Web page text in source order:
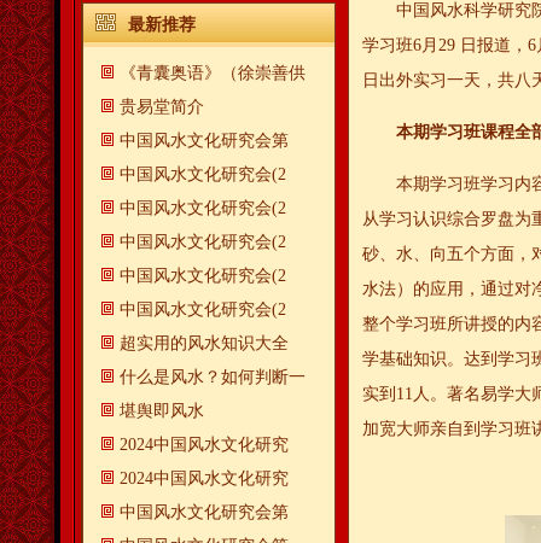
最新推荐
《青囊奥语》（徐崇善供
贵易堂简介
中国风水文化研究会第
中国风水文化研究会(2
中国风水文化研究会(2
中国风水文化研究会(2
中国风水文化研究会(2
中国风水文化研究会(2
超实用的风水知识大全
什么是风水？如何判断一
​堪舆即风水
2024中国风水文化研究
2024中国风水文化研究
中国风水文化研究会第
中国风水科学研究
学习班6月29 日报道，
日出外实习一天，共八
本期学习班课程全
本期学习班学习内
从学习认识综合罗盘为
砂、水、向五个方面，
水法）的应用，通过对
整个学习班所讲授的内
学基础知识。达到学习
实到11人。著名易学大
加宽大师亲自到学习班